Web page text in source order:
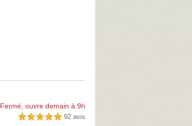
Fermé, ouvre demain à 9h
5,0 étoiles sur 5 92 avis